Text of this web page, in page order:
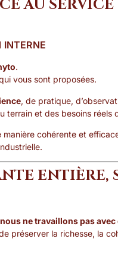
AU
INTERNE
.
vous sont proposées.
, de pratique,
terrain et des besoins réels
cohérente et
ENTIÈRE,
nous ne travaillons pas
préserver la richesse, la